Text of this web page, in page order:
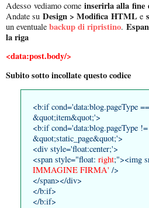
Adesso vediamo come inserirla alla fine
Andate su Design > Modifica HTMLe
un eventualebackup di ripristino.
la riga
<data:post.body/>
Subito sotto incollate questo codice
<b:if cond='data:blog.pageType ==
&quot;item&quot;'>
<b:if cond='data:blog.pageType !=
&quot;static_page&quot;'>
<div style='float:center;'>
<span style="float: right;"><img
IMMAGINE FIRMA' />
</span></div>
</b:if>
</b:if>